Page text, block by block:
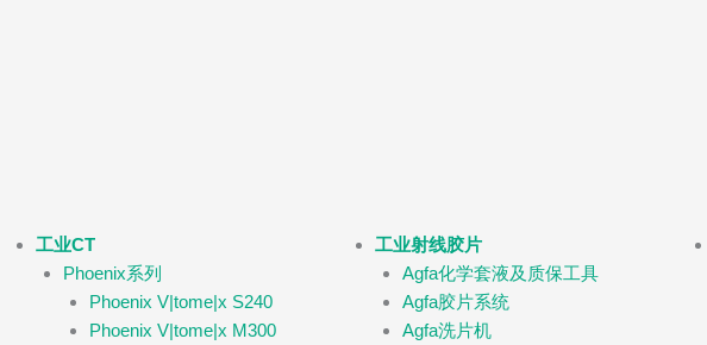
工业CT
Phoenix系列
Phoenix V|tome|x S240
Phoenix V|tome|x M300
工业射线胶片
Agfa化学套液及质保工具
Agfa胶片系统
Agfa洗片机